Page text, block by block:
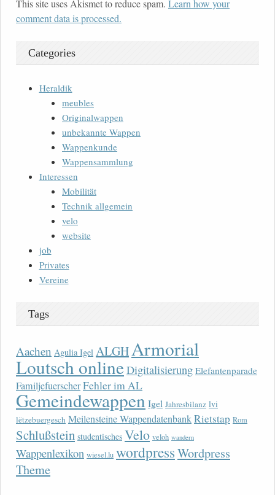
This site uses Akismet to reduce spam. Learn how your
comment data is processed.
Categories
Heraldik
meubles
Originalwappen
unbekannte Wappen
Wappenkunde
Wappensammlung
Interessen
Mobilität
Technik allgemein
velo
website
job
Privates
Vereine
Tags
Aachen Agulia Igel ALGH Armorial
Loutsch onlineDigitalisierung Elefantenparade
FamiljefuerscherFehler im AL
Gemeindewappen Igel Jahresbilanz lvi
lëtzebuergesch Meilensteine WappendatenbankRietstap Rom
Schlußstein studentisches Velo veloh wandern
Wappenlexikon wiesel.lu wordpressWordpress
Theme